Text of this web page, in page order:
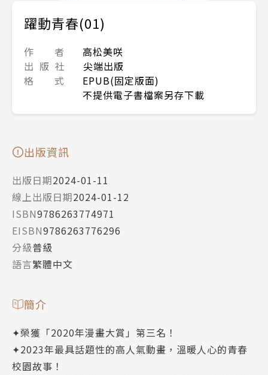
躍動青春(01)
作 者
高松美咲
出 版 社
尖端出版
格 式
EPUB(固定版面)
不提供電子書檔案另存下載
出版資訊
出版日期2024-01-11
線上出版日期2024-01-12
ISBN9786263774971
EISBN9786263776296
分級普級
語言繁體中文
簡介
✦榮獲「2020年漫畫大賞」第三名！
✦2023年最具話題性的高人氣動畫，溫暖人心的青春
校園故事！